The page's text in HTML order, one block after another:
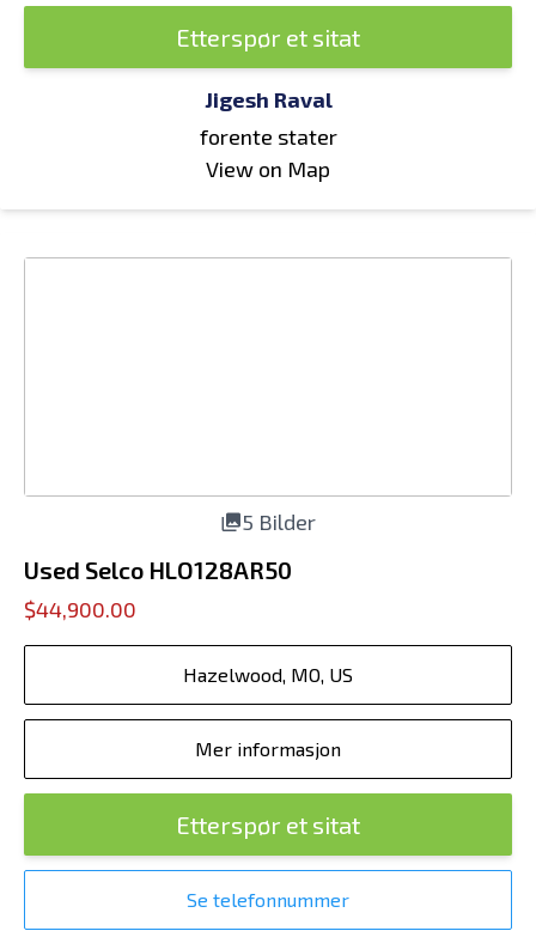
Etterspør et sitat
Jigesh Raval
forente stater
View on Map
5 Bilder
Used Selco HLO128AR50
$44,900.00
Hazelwood, MO, US
Mer informasjon
Etterspør et sitat
Se telefonnummer